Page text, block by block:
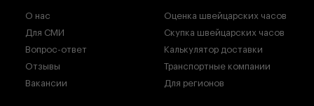
О нас
Для СМИ
Вопрос-ответ
Отзывы
Вакансии
Оценка швейцарских часов
Скупка швейцарских часов
Калькулятор доставки
Транспортные компании
Для регионов